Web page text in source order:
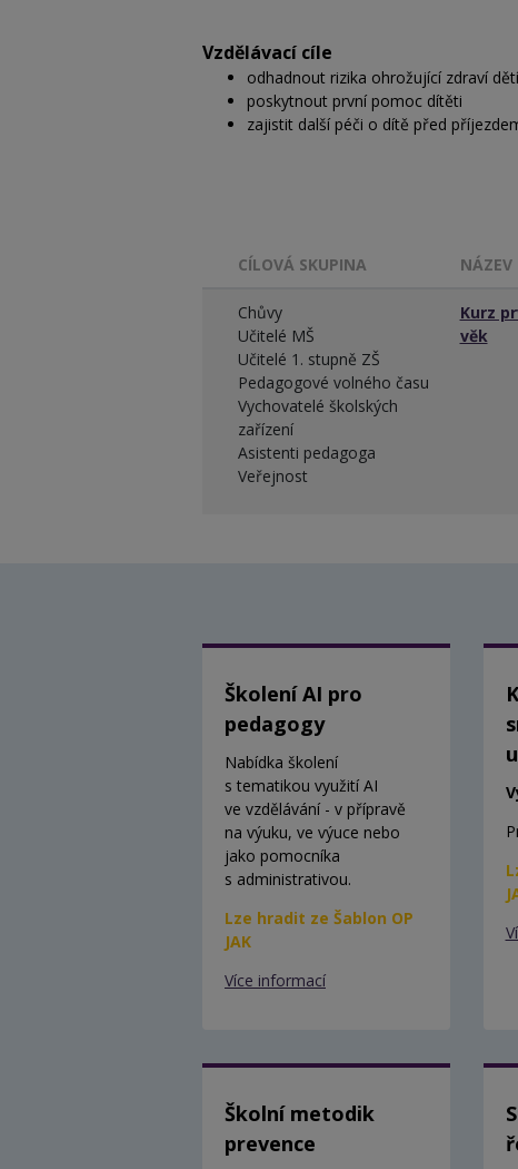
Vzdělávací cíle
odhadnout rizika ohrožující zdraví dětí
poskytnout první pomoc dítěti
zajistit další péči o dítě před
CÍLOVÁ SKUPINA NÁZEV
Chůvy
Učitelé MŠ
Učitelé 1. stupně ZŠ
Pedagogové volného času
Vychovatelé školských
zařízení
Asistenti pedagoga
Veřejnost
Kurz
věk
Školení AI pro
pedagogy
Nabídka školení
s tematikou využití AI
ve vzdělávání - v přípravě
na výuku, ve výuce nebo
jako pomocníka
s administrativou.
Lze hradit ze Šablon OP
JAK
Více informací
Školní metodik
prevence